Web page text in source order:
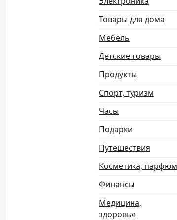
Товары для дома
Мебель
Детские товары
Продукты
Спорт, туризм
Часы
Подарки
Путешествия
Косметика, парфюм
Финансы
Медицина,
здоровье